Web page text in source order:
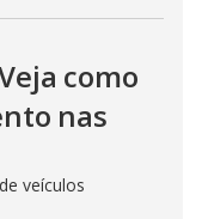
como
nas
veículos